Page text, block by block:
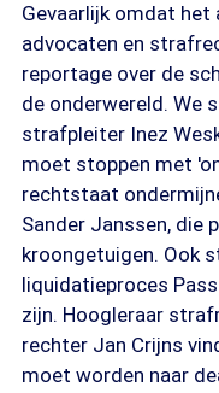
Gevaarlijk omdat
advocaten en
reportage over de
de onderwereld. We
strafpleiter Inez
moet stoppen met
rechtstaat
Sander Janssen, die
kroongetuigen. Ook
liquidatieproces
zijn. Hoogleraar
rechter Jan Crijns
moet worden naar